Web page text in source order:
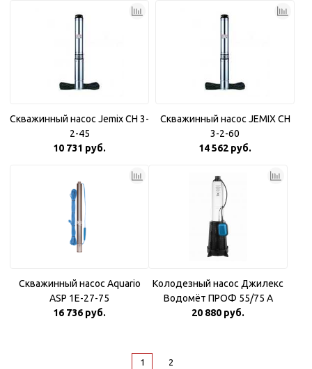
Скважинный насос Jemix CH 3-
2-45
10 731 руб.
Скважинный насос JEMIX CH
3-2-60
14 562 руб.
Скважинный насос Aquario
ASP 1E-27-75
16 736 руб.
Колодезный насос Джилекс
Водомёт ПРОФ 55/75 A
20 880 руб.
1 2